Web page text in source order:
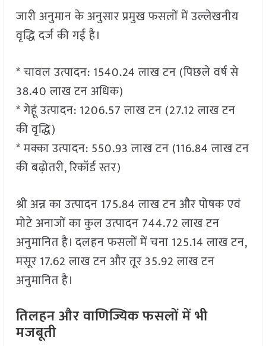
जारी अनुमान के अनुसार प्रमुख फसलों में उल्लेखनीय
वृद्धि दर्ज की गई है।
* चावल उत्पादन: 1540.24 लाख टन (पिछले वर्ष से
38.40 लाख टन अधिक)
* गेहूं उत्पादन: 1206.57 लाख टन (27.12 लाख टन
की वृद्धि)
* मक्का उत्पादन: 550.93 लाख टन (116.84 लाख टन
की बढ़ोतरी, रिकॉर्ड स्तर)
श्री अन्न का उत्पादन 175.84 लाख टन और पोषक एवं
मोटे अनाजों का कुल उत्पादन 744.72 लाख टन
अनुमानित है। दलहन फसलों में चना 125.14 लाख टन,
मसूर 17.62 लाख टन और तूर 35.92 लाख टन
अनुमानित है।
तिलहन और वाणिज्यिक फसलों में भी
मजबूती